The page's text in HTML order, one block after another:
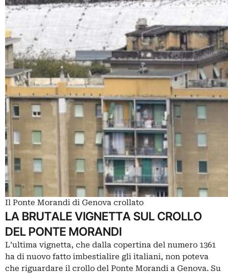
Il Ponte Morandi di Genova crollato
LA BRUTALE VIGNETTA SUL CROLLO
DEL PONTE MORANDI
L’ultima vignetta, che dalla copertina del numero 1361
ha di nuovo fatto imbestialire gli italiani, non poteva
che riguardare il crollo del Ponte Morandi a Genova. Su